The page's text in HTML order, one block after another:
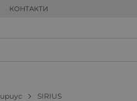
КОНТАКТИ
SIRIUS